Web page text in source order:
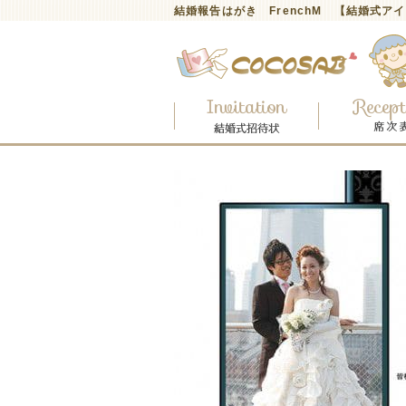
結婚報告はがき FrenchM 【結婚式アイ